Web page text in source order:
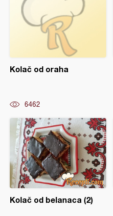
Kolač od oraha
6462
Kolač od belanaca (2)